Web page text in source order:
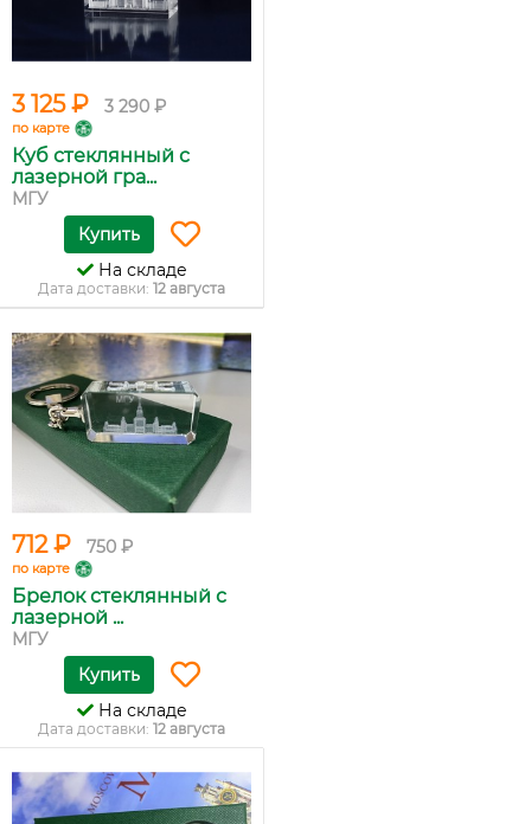
3 125 ₽ 3 290 ₽
по карте
Куб стеклянный с
лазерной гра...
МГУ
Купить
На складе
Дата доставки: 12 августа
712 ₽ 750 ₽
по карте
Брелок стеклянный с
лазерной ...
МГУ
Купить
На складе
Дата доставки: 12 августа